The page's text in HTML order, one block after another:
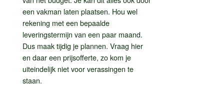
een vakman laten plaatsen. Hou wel
rekening met een bepaalde
leveringstermijn van een paar maand.
Dus maak tijdig je plannen. Vraag hier
en daar een prijsofferte, zo kom je
uiteindelijk niet voor verassingen te
staan.